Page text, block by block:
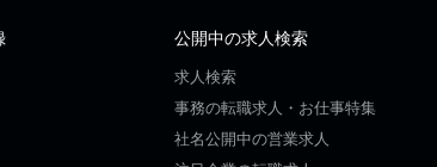
公開中の求人検索
求人検索
事務の転職求人・お仕事特集
社名公開中の営業求人